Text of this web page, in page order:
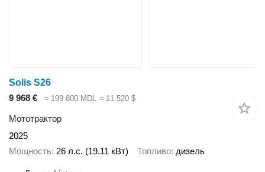
Solis S26
9 968 €
≈ 199 800 MDL ≈ 11 520 $
Мототрактор
2025
Мощность 26 л.с. (19.11 кВт) Топливо дизель